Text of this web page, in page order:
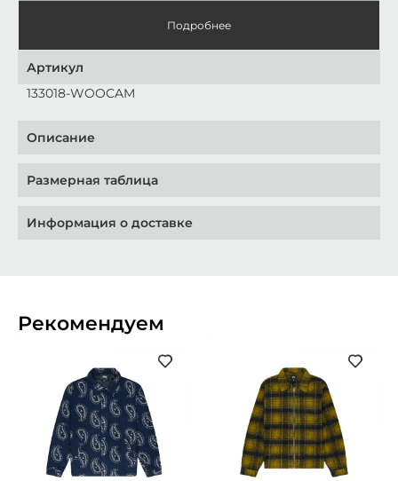
Подробнее
Артикул
133018-WOOCAM
Описание
Размерная таблица
Информация о доставке
Рекомендуем